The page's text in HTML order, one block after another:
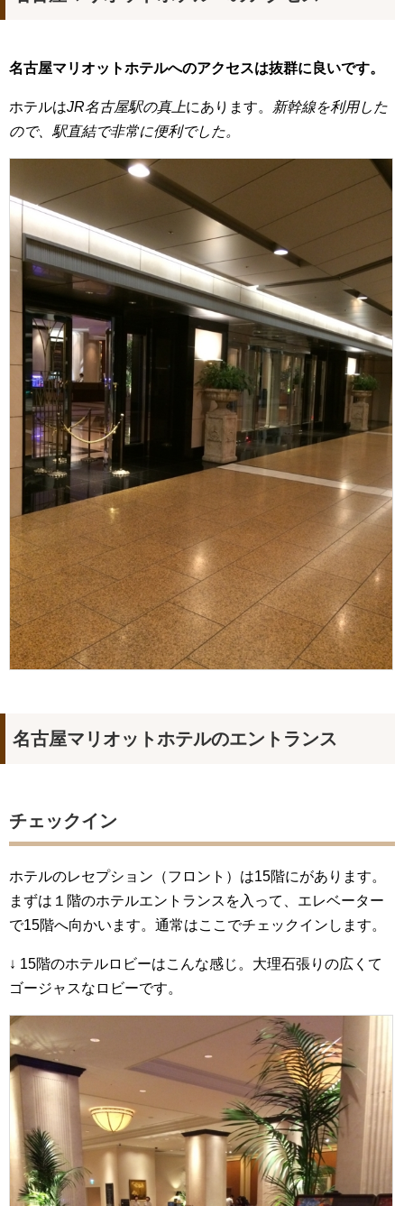
名古屋マリオットホテルへのアクセスは抜群に良いです。
ホテルはJR名古屋駅の真上にあります。
新幹線を利用した
ので、駅直結で非常に便利でした。
名古屋マリオットホテルのエントランス
チェックイン
ホテルのレセプション（フロント）は15階にがあります。
まずは１階のホテルエントランスを入って、エレベーター
で15階へ向かいます。通常はここでチェックインします。
↓ 15階のホテルロビーはこんな感じ。大理石張りの広くて
ゴージャスなロビーです。